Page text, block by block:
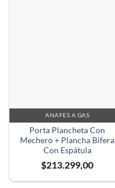
ANAFES A GAS
Porta Plancheta Con
Mechero + Plancha Bifera
Con Espátula
$213.299,00